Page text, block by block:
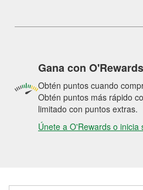
Gana con O'Rewards
Obtén puntos cuando
Obtén puntos más rápido
limitado con puntos extras.
Únete a O'Rewards o inicia